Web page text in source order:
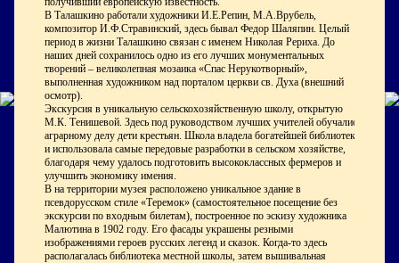
В Талашкино работали художники И.Е.Репин, М.А.Врубель,
композитор И.Ф.Стравинский, здесь бывал Федор Шаляпин. Целый
период в жизни Талашкино связан с именем Николая Рериха. До
наших дней сохранилось одно из его лучших монументальных
творений – великолепная мозаика «Спас Нерукотворный»,
выполненная художником над порталом церкви св. Духа (внешний
осмотр).
Экскурсия в уникальную сельскохозяйственную школу, открытую
М.К. Тенишевой. Здесь под руководством лучших учителей обучались
аграрному делу дети крестьян. Школа владела богатейшей библиотекой
и использовала самые передовые разработки в сельском хозяйстве,
благодаря чему удалось подготовить высококлассных фермеров и
улучшить экономику имения.
В на территории музея расположено уникальное здание в
псевдорусском стиле «Теремок» (самостоятельное посещение без
экскурсии по входным билетам), построенное по эскизу художника
Малютина в 1902 году. Его фасады украшены резными
изображениями героев русских легенд и сказок. Когда-то здесь
располагалась библиотека местной школы, затем вышивальная